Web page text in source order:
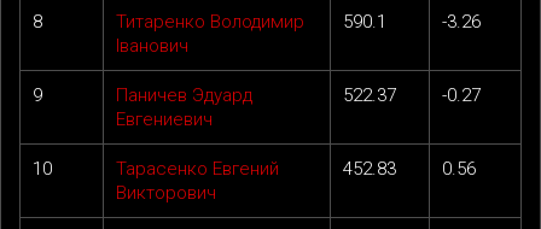
8
Титаренко Володимир
Іванович
590.1 -3.26
9
Паничев Эдуард
Евгениевич
522.37 -0.27
10
Тарасенко Евгений
Викторович
452.83 0.56